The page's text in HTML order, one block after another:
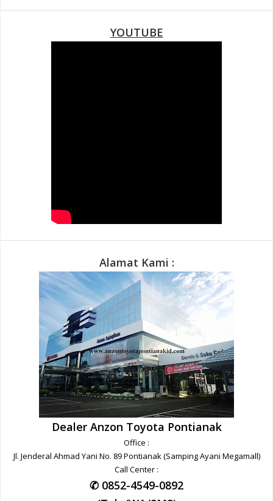
YOUTUBE
Alamat Kami :
Dealer Anzon Toyota Pontianak
Office :
Jl. Jenderal Ahmad Yani No. 89 Pontianak (Samping Ayani Megamall)
Call Center :
✆ 0852-4549-0892